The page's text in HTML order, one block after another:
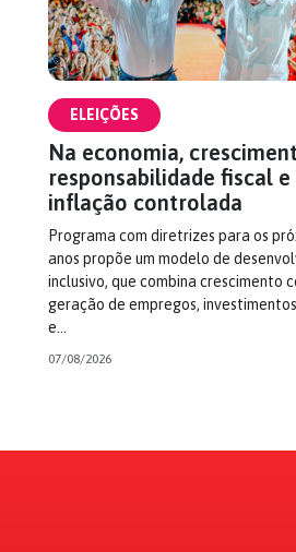
ELEIÇÕES
Na economia,
responsabilidade fiscal e
inflação controlada
Programa com diretrizes para os
anos propõe um modelo de
inclusivo, que combina crescimento
geração de empregos,
e…
07/08/2026